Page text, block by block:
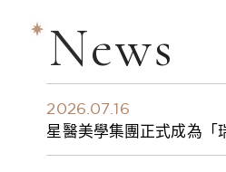
News
2026.07.16
星醫美學集團正式成為「
入劑」台灣獨家總代理